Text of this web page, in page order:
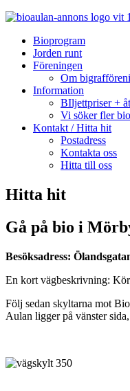
Bioprogram
Jorden runt
Föreningen
Om
Information
BIljettpriser +
Vi söker fler
Kontakt / Hitta hit
Postadress
Kontakta oss
Hitta till oss
Hitta hit
Gå på bio i
Besöksadress:
En kort vägbeskrivning:
Följ sedan skyltarna mot
Aulan ligger på vänster